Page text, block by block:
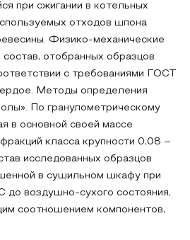
при сжигании в котельных
отходов шпона
Физико-механические
состав, отобранных образцов
с требованиями ГОСТ
Методы определения
По гранулометрическому
в основной своей массе
класса крупности 0,08 –
исследованных образцов
в сушильном шкафу при
до воздушно-сухого состояния,
соотношением компонентов,